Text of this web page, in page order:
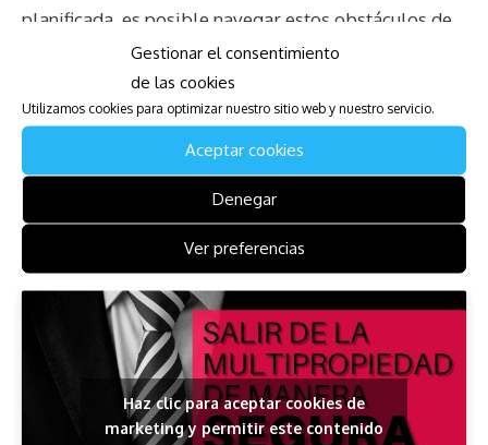
Gestionar el consentimiento
de las cookies
Utilizamos cookies para optimizar nuestro sitio web y nuestro servicio.
Aceptar cookies
Denegar
Ver preferencias
planificada, es posible navegar estos obstáculos de
manera más eficiente y menos estresante.
Descarga la Guía para Afectados
de Tahiti Village
Os dejamos una guía de cómo desvincularse el
tiempo compartido.
Haz clic para aceptar cookies de
marketing y permitir este contenido